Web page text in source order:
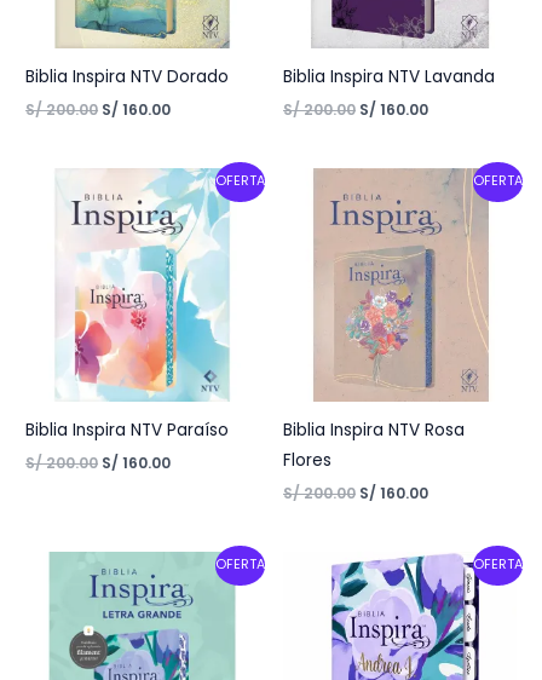
Biblia Inspira NTV Dorado
S/200.00 S/ 160.00
Biblia Inspira NTV Lavanda
S/200.00 S/ 160.00
OFERTA
Biblia Inspira NTV Paraíso
S/200.00
Original
price
was:
S/ 200.00.
S/ 160.00
Current
price
is:
S/ 160.00.
OFERTA
Biblia Inspira NTV Rosa
Flores
S/200.00
price
was:
S/ 200.00.
S/ 160.00
Current
price
is:
S/ 160.00.
OFERTA
price
was:
S/ 250.00.
Current
price
is:
S/ 200.00.
OFERTA
Original
price
was:
S/ 353.00.
Current
price
is:
S/ 303.00.